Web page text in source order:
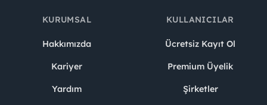
KURUMSAL
Hakkımızda
Kariyer
Yardım
KULLANICILAR
Ücretsiz Kayıt Ol
Premium Üyelik
Şirketler